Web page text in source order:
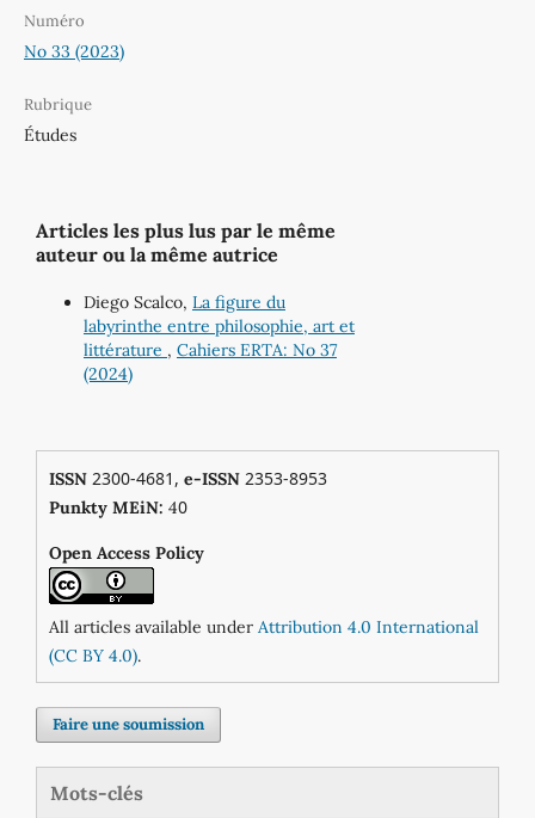
Numéro
No 33 (2023)
Rubrique
Études
Articles les plus lus par le même
auteur ou la même autrice
Diego Scalco, La figure du
labyrinthe entre philosophie, art et
littérature , Cahiers ERTA: No 37
(2024)
ISSN2300-4681, e-ISSN2353-8953
Punkty MEiN: 40
Open Access Policy
All articles available under Attribution 4.0 International
(CC BY 4.0).
Faire une soumission
Mots-clés